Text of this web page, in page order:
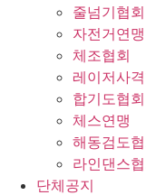
줄넘기협회
자전거연맹
체조협회
레이저사
합기도협회
체스연맹
해동검도
라인댄스
단체공지